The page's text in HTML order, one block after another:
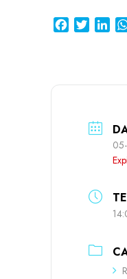
FacebookTwitter